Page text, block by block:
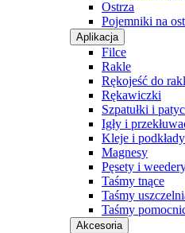
Ostrza
Pojemniki na
Aplikacja
Filce
Rakle
Rękojeść do
Rękawiczki
Szpatułki i
Igły i
Kleje i podkłady
Magnesy
Pęsety i
Taśmy tnące
Taśmy
Taśmy
Akcesoria